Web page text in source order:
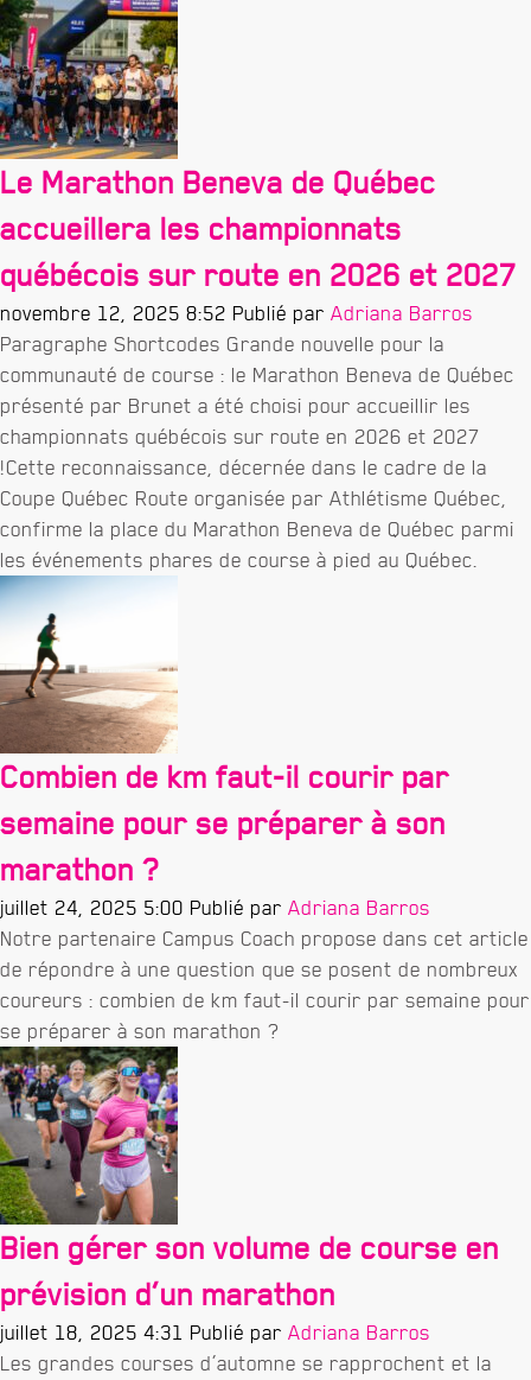
Le Marathon Beneva de Québec
accueillera les championnats
québécois sur route en 2026 et 2027
novembre 12, 2025 8:52 Publié par Adriana Barros
Paragraphe Shortcodes Grande nouvelle pour la
communauté de course : le Marathon Beneva de Québec
présenté par Brunet a été choisi pour accueillir les
championnats québécois sur route en 2026 et 2027
!Cette reconnaissance, décernée dans le cadre de la
Coupe Québec Route organisée par Athlétisme Québec,
confirme la place du Marathon Beneva de Québec parmi
les événements phares de course à pied au Québec.
Combien de km faut-il courir par
semaine pour se préparer à son
marathon ?
juillet 24, 2025 5:00 Publié par Adriana Barros
Notre partenaire Campus Coach propose dans cet article
de répondre à une question que se posent de nombreux
coureurs : combien de km faut-il courir par semaine pour
se préparer à son marathon ?
Bien gérer son volume de course en
prévision d’un marathon
juillet 18, 2025 4:31 Publié par Adriana Barros
Les grandes courses d’automne se rapprochent et la